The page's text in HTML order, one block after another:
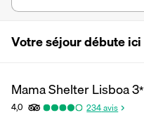
Votre séjour débute ici
Mama Shelter Lisboa3*
4,0 234avis